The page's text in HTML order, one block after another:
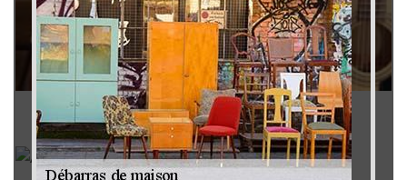
Rachat instrument de musique 79